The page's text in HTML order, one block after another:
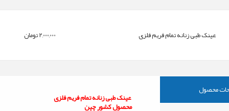
290,000 تومان
عینک طبی زنانه تمام فریم فلزی 2,000,000 تومان
محصول
عینک طبی زنانه تمام فریم فلزی
محصول کشور چین